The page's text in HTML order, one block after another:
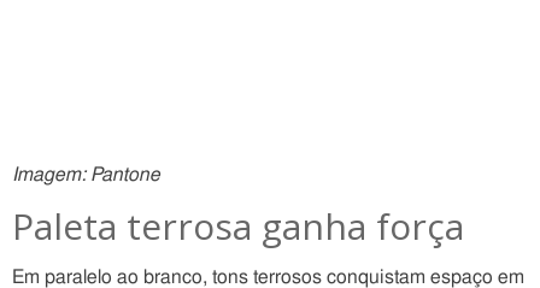
Imagem: Pantone
Paleta terrosa ganha força
Em paralelo ao branco, tons terrosos conquistam espaço em